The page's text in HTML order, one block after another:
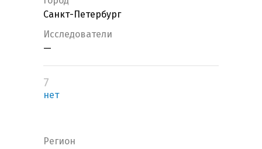
Санкт-Петербург
Исследователи
—
7
нет
Регион